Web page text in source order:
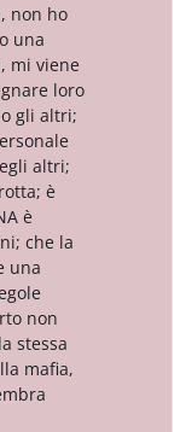
non ho
una
mi viene
loro
gli altri;
altri;
è
è
che la
una
non
stessa
mafia,